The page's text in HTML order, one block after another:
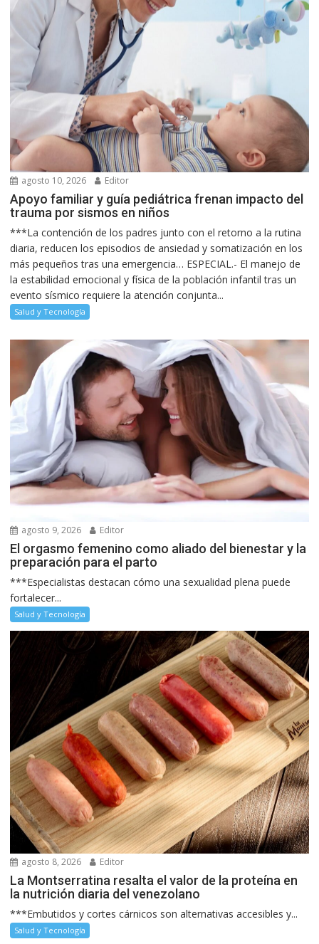
agosto 10, 2026 Editor
Apoyo familiar y guía pediátrica frenan impacto del
trauma por sismos en niños
***La contención de los padres junto con el retorno a la rutina
diaria, reducen los episodios de ansiedad y somatización en los
más pequeños tras una emergencia… ESPECIAL.- El manejo de
la estabilidad emocional y física de la población infantil tras un
evento sísmico requiere la atención conjunta...
Salud y Tecnología
agosto 9, 2026 Editor
El orgasmo femenino como aliado del bienestar y la
preparación para el parto
***Especialistas destacan cómo una sexualidad plena puede
fortalecer...
Salud y Tecnología
agosto 8, 2026 Editor
La Montserratina resalta el valor de la proteína en
la nutrición diaria del venezolano
***Embutidos y cortes cárnicos son alternativas accesibles y...
Salud y Tecnología